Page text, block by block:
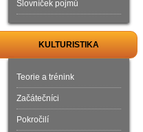
Slovníček pojmů
KULTURISTIKA
Teorie a trénink
Začátečníci
Pokročilí